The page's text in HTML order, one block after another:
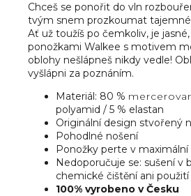
Chceš se ponořit do vln
tvým snem prozkoumat
Ať už toužíš po čemkoliv, je
ponožkami Walkee s motivem
oblohy nešlápneš nikdy vedle!
vyšlápni za poznáním.
Materiál: 80 %
polyamid / 5 % elastan
Originální design stvořený
Pohodlné nošení
Ponožky perte v
Nedoporučuje se: sušení v
chemické čištění ani použití
100% vyrobeno v Česku